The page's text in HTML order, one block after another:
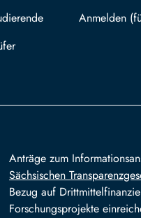
Mit
Anträge zum
Sächsischen
Bezug auf
Forschungsprojekte